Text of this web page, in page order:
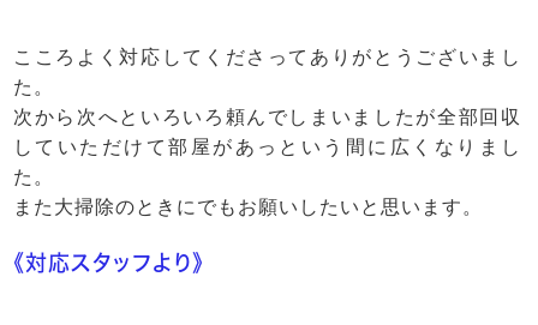
こころよく対応してくださってありがとうございまし
た。
次から次へといろいろ頼んでしまいましたが全部回収
していただけて部屋があっという間に広くなりまし
た。
また大掃除のときにでもお願いしたいと思います。
《対応スタッフより》